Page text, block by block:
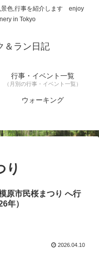
景色,行事を紹介します enjoy
in Tokyo
＆ラン日記
行事・イベント一覧
（月別の行事・イベント一覧）
ウォーキング
り
原市民桜まつり へ行
年）
2026.04.10